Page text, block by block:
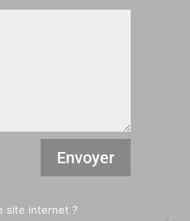
Envoyer
site internet ?